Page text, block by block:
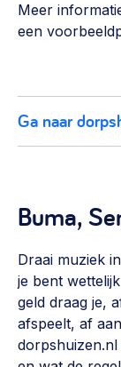
Meer
een
Ga naar
Buma,
Draai muziek
je bent
geld draag je,
afspeelt, af